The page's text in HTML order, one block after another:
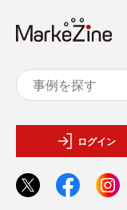
ログイン